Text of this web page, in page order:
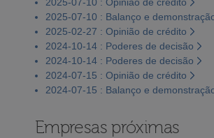
2025-07-10 : Balanço e
2025-02-27 : Opinião de crédito
2024-10-14 : Poderes de decisão
2024-10-14 : Poderes de decisão
2024-07-15 : Opinião de crédito
2024-07-15 : Balanço e
Empresas próximas